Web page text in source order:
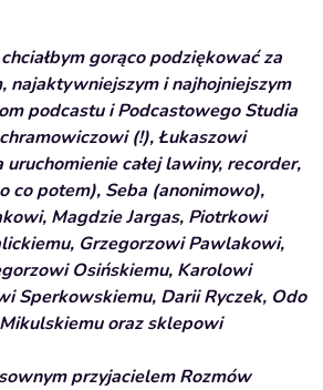
gorąco podziękować za
najaktywniejszym i najhojniejszym
podcastu i Podcastowego Studia
(!), Łukaszowi
uruchomienie całej lawiny, recorder,
co potem), Seba (anonimowo),
Magdzie Jargas, Piotrkowi
Grzegorzowi Pawlakowi,
Osińskiemu, Karolowi
Sperkowskiemu, Darii Ryczek, Odo
oraz sklepowi
przyjacielem Rozmów